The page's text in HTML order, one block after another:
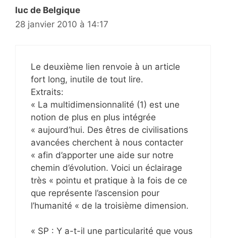
luc de Belgique
28 janvier 2010 à 14:17
Le deuxième lien renvoie à un article
fort long, inutile de tout lire.
Extraits:
« La multidimensionnalité (1) est une
notion de plus en plus intégrée
« aujourd’hui. Des êtres de civilisations
avancées cherchent à nous contacter
« afin d’apporter une aide sur notre
chemin d’évolution. Voici un éclairage
très « pointu et pratique à la fois de ce
que représente l’ascension pour
l’humanité « de la troisième dimension.
« SP : Y a-t-il une particularité que vous